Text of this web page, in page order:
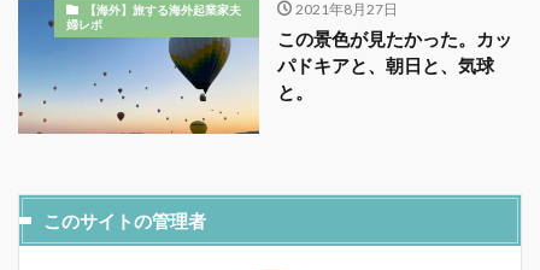
【海外】旅する海外起業家夫
婦レポ
2021年8月27日
この景色が見たかった。カッ
パドキアと、朝日と、気球
と。
このサイトの管理者